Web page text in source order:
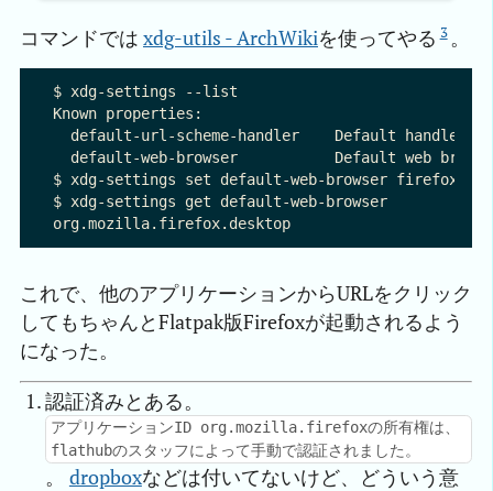
コマンドでは xdg-utils - ArchWikiを使ってやる 3。
$ xdg-settings --list
Known properties:
default-url-scheme-handler    Default handler
default-web-browser           Default web
$ xdg-settings set default-web-browser
$ xdg-settings get default-web-browser
これで、他のアプリケーションからURLをクリック
してもちゃんとFlatpak版Firefoxが起動されるよう
になった。
認証済みとある。
アプリケーションID org.mozilla.firefoxの所有権は、
flathubのスタッフによって手動で認証されました。
。 dropboxなどは付いてないけど、どういう意